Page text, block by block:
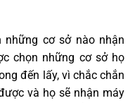
cơ sở nào nhận
chọn những cơ sở họ
đến lấy, vì chắc chắn
và họ sẽ nhận máy